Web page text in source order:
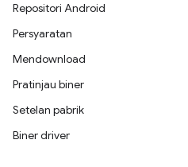
Repositori Android
Persyaratan
Mendownload
Pratinjau biner
Setelan pabrik
Biner driver